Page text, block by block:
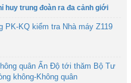
huy trung đoàn ra đa cảnh giới
PK-KQ kiểm tra Nhà máy Z119
quân Ấn Độ tới thăm Bộ Tư
không-Không quân